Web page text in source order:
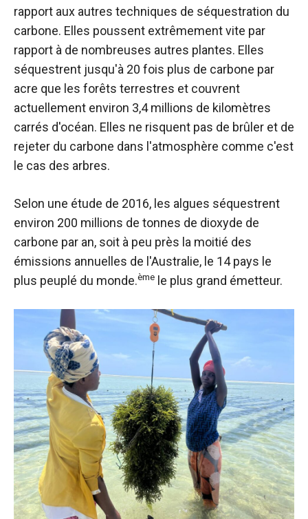
rapport aux autres techniques de séquestration du
carbone. Elles poussent extrêmement vite par
rapport à de nombreuses autres plantes. Elles
séquestrent jusqu'à 20 fois plus de carbone par
acre que les forêts terrestres et couvrent
actuellement environ 3,4 millions de kilomètres
carrés d'océan. Elles ne risquent pas de brûler et de
rejeter du carbone dans l'atmosphère comme c'est
le cas des arbres.
Selon une étude de 2016, les algues séquestrent
environ 200 millions de tonnes de dioxyde de
carbone par an, soit à peu près la moitié des
émissions annuelles de l'Australie, le 14 pays le
plus peuplé du monde.ème le plus grand émetteur.